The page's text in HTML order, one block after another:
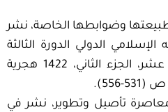
وضوابطها الخاصة، نشر
الدولي الدورة الثالثة
عشرة – العدد الثالث عشر، الجزء الثاني، 1422 هجرية
تأصيل وتطوير، نشر في